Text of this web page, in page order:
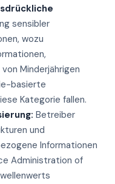
sensibler
wozu
Minderjährigen
basierte
Kategorie fallen.
Betreiber
und
Informationen
Administration of